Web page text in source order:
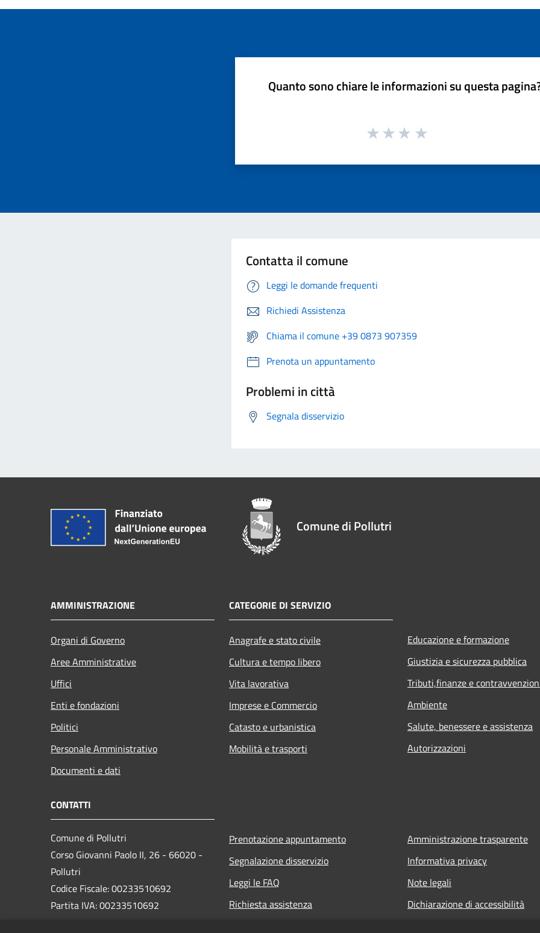
Quanto sono chiare le informazioni su questa
Contatta il comune
Leggi le domande frequenti
Richiedi Assistenza
Chiama il comune +39 0873 907359
Prenota un appuntamento
Problemi in città
Segnala disservizio
Comune di Pollutri
AMMINISTRAZIONE
Organi di Governo
Aree Amministrative
Uffici
Enti e fondazioni
Politici
Personale Amministrativo
Documenti e dati
CATEGORIE DI SERVIZIO
Anagrafe e stato civile
Cultura e tempo libero
Vita lavorativa
Imprese e Commercio
Catasto e urbanistica
Mobilità e trasporti
Educazione e formazione
Giustizia e sicurezza pubblica
Tributi,finanze e
Ambiente
Salute, benessere e assistenza
Autorizzazioni
CONTATTI
Comune di Pollutri
Corso Giovanni Paolo II, 26 - 66020 -
Pollutri
Codice Fiscale: 00233510692
Partita IVA: 00233510692
Prenotazione appuntamento
Segnalazione disservizio
Leggi le FAQ
Richiesta assistenza
Amministrazione trasparente
Informativa privacy
Note legali
Dichiarazione di accessibilità